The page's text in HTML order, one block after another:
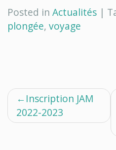
Posted in Actualités |
plongée, voyage
Navigation
de
Inscription JAM
2022-2023